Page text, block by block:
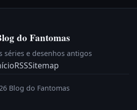
do Fantomas
séries e desenhos antigos
RSSSitemap
Blog do Fantomas